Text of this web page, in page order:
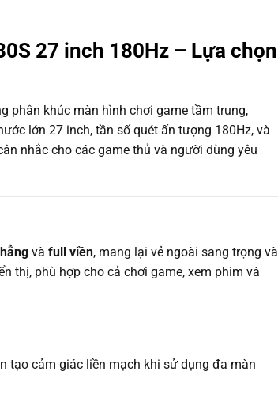
27 inch 180Hz – Lựa chọn
phân khúc màn hình chơi game tầm trung,
lớn 27 inch, tần số quét ấn tượng 180Hz, và
nhắc cho các game thủ và người dùng yêu
và full viền, mang lại vẻ ngoài sang trọng và
thị, phù hợp cho cả chơi game, xem phim và
tạo cảm giác liền mạch khi sử dụng đa màn